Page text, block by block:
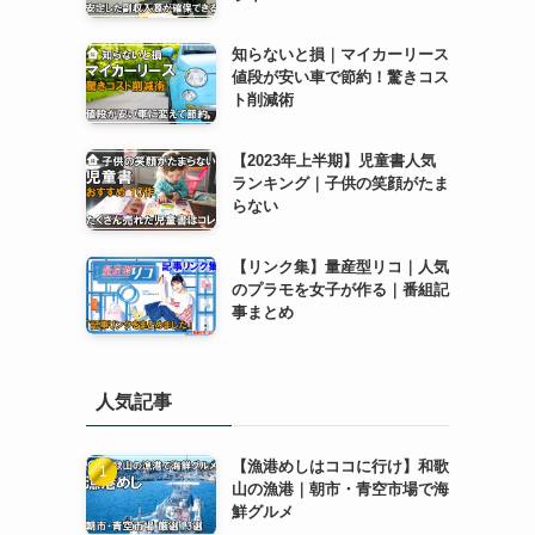
知らないと損｜マイカーリース
値段が安い車で節約！驚きコス
ト削減術
【2023年上半期】児童書人気
ランキング｜子供の笑顔がたま
らない
【リンク集】量産型リコ｜人気
のプラモを女子が作る｜番組記
事まとめ
人気記事
【漁港めしはココに行け】和歌
山の漁港｜朝市・青空市場で海
鮮グルメ